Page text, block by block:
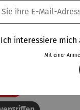
grüner Norden
€ UVP58,80 €
Ich interessiere
Mit einer